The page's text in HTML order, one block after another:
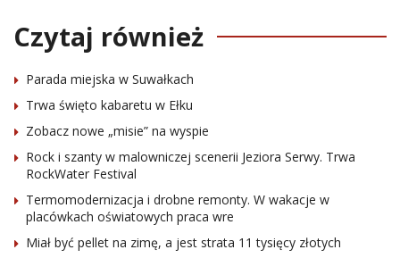
Czytaj również
Parada miejska w Suwałkach
Trwa święto kabaretu w Ełku
Zobacz nowe „misie” na wyspie
Rock i szanty w malowniczej scenerii Jeziora Serwy. Trwa
RockWater Festival
Termomodernizacja i drobne remonty. W wakacje w
placówkach oświatowych praca wre
Miał być pellet na zimę, a jest strata 11 tysięcy złotych